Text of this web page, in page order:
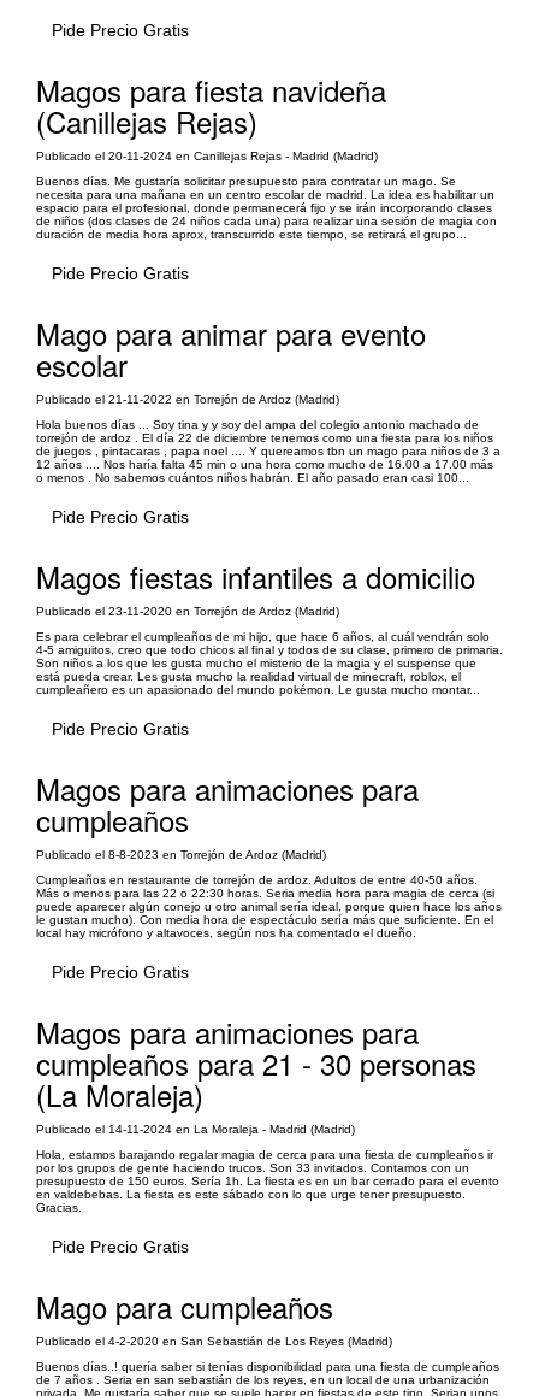
Pide Precio Gratis
Magos para fiesta navideña
(Canillejas Rejas)
Publicado el 20-11-2024 en Canillejas Rejas - Madrid (Madrid)
Buenos días. Me gustaría solicitar presupuesto para contratar un mago. Se
necesita para una mañana en un centro escolar de madrid. La idea es habilitar un
espacio para el profesional, donde permanecerá fijo y se irán incorporando clases
de niños (dos clases de 24 niños cada una) para realizar una sesión de magia con
duración de media hora aprox, transcurrido este tiempo, se retirará el grupo...
Pide Precio Gratis
Mago para animar para evento
escolar
Publicado el 21-11-2022 en Torrejón de Ardoz (Madrid)
Hola buenos días ... Soy tina y y soy del ampa del colegio antonio machado de
torrejón de ardoz . El día 22 de diciembre tenemos como una fiesta para los niños
de juegos , pintacaras , papa noel .... Y quereamos tbn un mago para niños de 3 a
12 años .... Nos haría falta 45 min o una hora como mucho de 16.00 a 17.00 más
o menos . No sabemos cuántos niños habrán. El año pasado eran casi 100...
Pide Precio Gratis
Magos fiestas infantiles a domicilio
Publicado el 23-11-2020 en Torrejón de Ardoz (Madrid)
Es para celebrar el cumpleaños de mi hijo, que hace 6 años, al cuál vendrán solo
4-5 amiguitos, creo que todo chicos al final y todos de su clase, primero de primaria.
Son niños a los que les gusta mucho el misterio de la magia y el suspense que
está pueda crear. Les gusta mucho la realidad virtual de minecraft, roblox, el
cumpleañero es un apasionado del mundo pokémon. Le gusta mucho montar...
Pide Precio Gratis
Magos para animaciones para
cumpleaños
Publicado el 8-8-2023 en Torrejón de Ardoz (Madrid)
Cumpleaños en restaurante de torrejón de ardoz. Adultos de entre 40-50 años.
Más o menos para las 22 o 22:30 horas. Seria media hora para magia de cerca (si
puede aparecer algún conejo u otro animal sería ideal, porque quien hace los años
le gustan mucho). Con media hora de espectáculo sería más que suficiente. En el
local hay micrófono y altavoces, según nos ha comentado el dueño.
Pide Precio Gratis
Magos para animaciones para
cumpleaños para 21 - 30 personas
(La Moraleja)
Publicado el 14-11-2024 en La Moraleja - Madrid (Madrid)
Hola, estamos barajando regalar magia de cerca para una fiesta de cumpleaños ir
por los grupos de gente haciendo trucos. Son 33 invitados. Contamos con un
presupuesto de 150 euros. Sería 1h. La fiesta es en un bar cerrado para el evento
en valdebebas. La fiesta es este sábado con lo que urge tener presupuesto.
Gracias.
Pide Precio Gratis
Mago para cumpleaños
Publicado el 4-2-2020 en San Sebastián de Los Reyes (Madrid)
Buenos días..! quería saber si tenías disponibilidad para una fiesta de cumpleaños
de 7 años . Seria en san sebastián de los reyes, en un local de una urbanización
privada. Me gustaría saber que se suele hacer en fiestas de este tipo. Serian unos